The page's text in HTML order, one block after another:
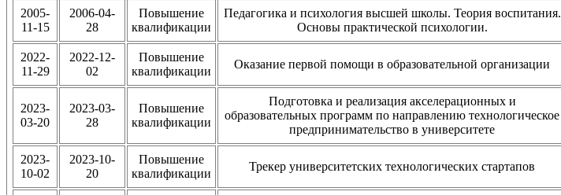
2005-
11-15
2006-04-
28
Повышение
квалификации
Педагогика и психология высшей школы. Теория воспитания.
Основы практической психологии.
2022-
11-29
2022-12-
02
Повышение
квалификации
Оказание первой помощи в образовательной организации
2023-
03-20
2023-03-
28
Повышение
квалификации
Подготовка и реализация акселерационных и
образовательных программ по направлению технологическое
предпринимательство в университете
2023-
10-02
2023-10-
20
Повышение
квалификации
Трекер университетских технологических стартапов